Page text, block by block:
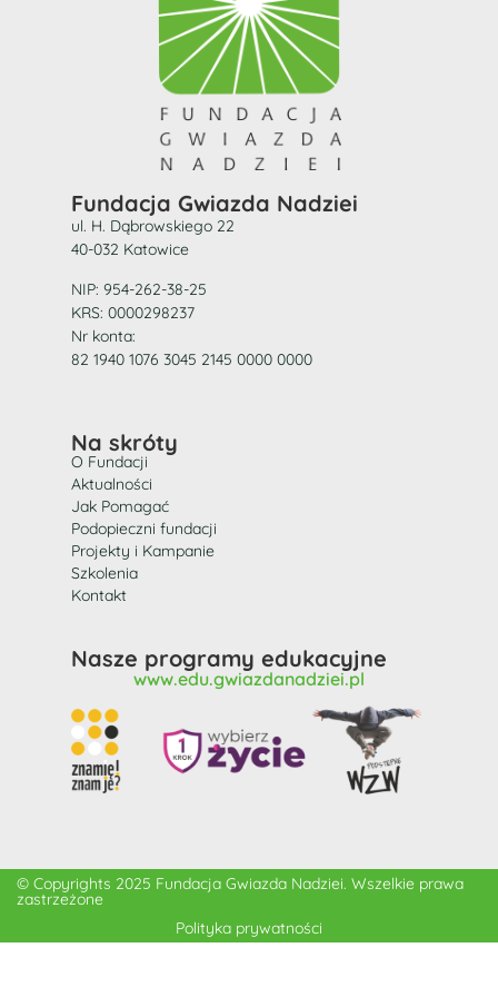
Fundacja Gwiazda Nadziei
ul. H. Dąbrowskiego 22
40-032 Katowice
NIP: 954-262-38-25
KRS: 0000298237
Nr konta:
82 1940 1076 3045 2145 0000 0000
Na skróty
O Fundacji
Aktualności
Jak Pomagać
Podopieczni fundacji
Projekty i Kampanie
Szkolenia
Kontakt
Nasze programy edukacyjne
www.edu.gwiazdanadziei.pl
© Copyrights 2025 Fundacja Gwiazda Nadziei. Wszelkie prawa
zastrzeżone
Polityka prywatności